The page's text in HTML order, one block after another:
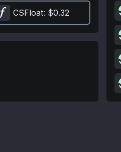
CSFloat: $0.32